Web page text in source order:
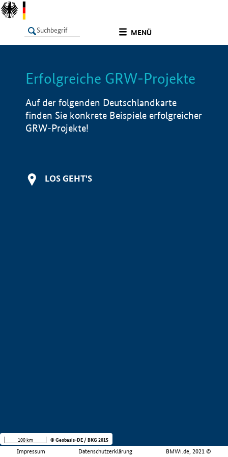
MENÜ
LISTE Info
Erfolgreiche GRW-Projekte
Auf der folgenden Deutschlandkarte
finden Sie konkrete Beispiele erfolgreicher
GRW-Projekte!
LOS GEHT'S
Impressum Datenschutzerklärung BMWi.de, 2021 ©
100 km © Geobasis-DE / BKG 2015